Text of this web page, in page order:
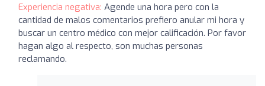
Experiencia negativa: Agende una hora pero con la
cantidad de malos comentarios prefiero anular mi hora y
buscar un centro médico con mejor calificación. Por favor
hagan algo al respecto, son muchas personas
reclamando.